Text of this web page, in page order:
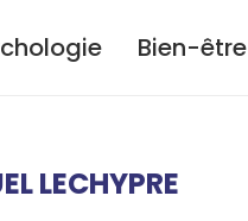
Bien-être
LECHYPRE